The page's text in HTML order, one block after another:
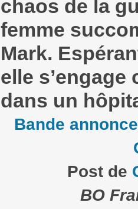
chaos de la
femme
Mark.
elle
dans un
Bande annonce
Post de
BO